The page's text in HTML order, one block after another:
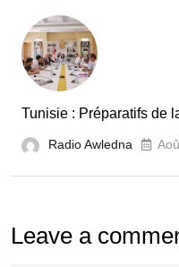
Tunisie : Préparatifs de
Radio Awledna
Leave a